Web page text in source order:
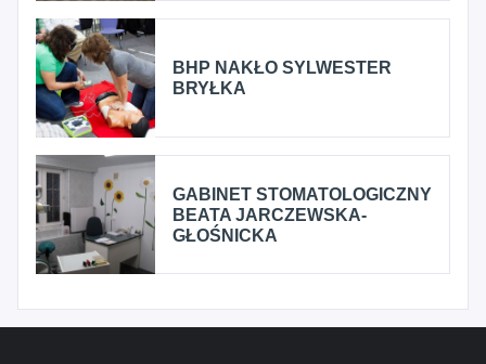
BHP NAKŁO SYLWESTER
BRYŁKA
GABINET STOMATOLOGICZNY
BEATA JARCZEWSKA-
GŁOŚNICKA